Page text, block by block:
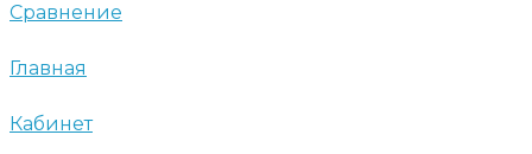
Сравнение
Главная
Кабинет